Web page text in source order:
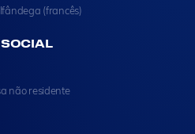
(francês)
não residente